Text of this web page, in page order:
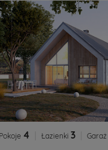
Pokoje 4 Łazienki 3 Garaż